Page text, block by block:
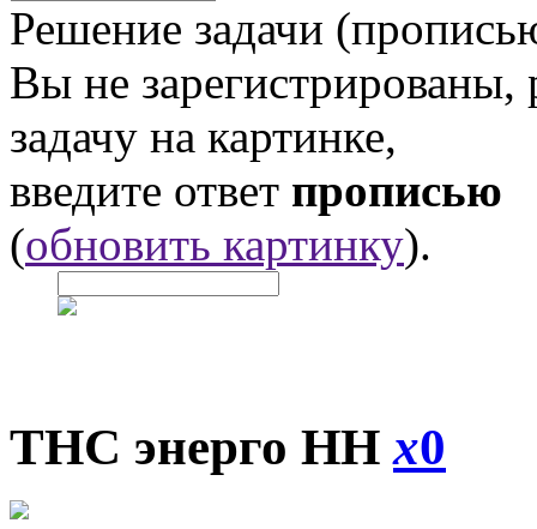
Решение задачи
Вы не
задачу на картинке,
введите ответ прописью
(обновить картинку).
ТНС энерго ННx0